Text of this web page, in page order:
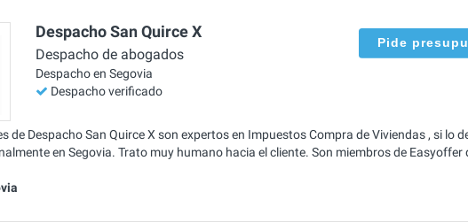
Despacho San Quirce X
Despacho de abogados
Despacho en Segovia
Despacho verificado
Pide
de Despacho San Quirce X son expertos en Impuestos Compra de Viviendas , si lo
en Segovia. Trato muy humano hacia el cliente. Son miembros de Easyoffer